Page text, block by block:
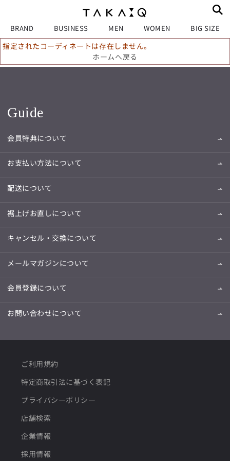
BRAND BUSINESS MEN WOMEN BIG SIZE
指定されたコーディネートは存在しません。
ホームへ戻る
Guide
会員特典について
お支払い方法について
配送について
裾上げお直しについて
キャンセル・交換について
メールマガジンについて
会員登録について
お問い合わせについて
ご利用規約
特定商取引法に基づく表記
プライバシーポリシー
店舗検索
企業情報
採用情報